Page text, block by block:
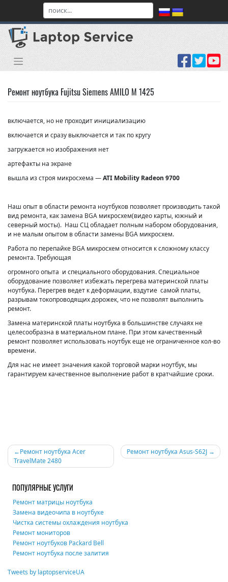
content
Ремонт ноутбука Fujitsu Siemens AMILO M 1425
включается, но не проходит инициализацию
включается и сразу выключается и так по кругу
загружается но изображения нет
артефакты на экране
вышла из строя микросхема —ATI Mobility Radeon 9700
Наш опыт в области ремонта ноутбуков позволяет производить такой
вид ремонта, как замена BGA микросхем(видео карты, южный и
северный мосты). Наш СЦ обладает полным набором оборудования,
и не малым опытом в области замены BGA микросхем.
Работа по перепайке BGA микросхем относится к сложному классу
ремонта. Требующая
огромного опыта и специального оборудования. Специальное
оборудование позволяет избежать перегрева материнской платы
ноутбука. Перегрев ведет к деформации, вздутие самой платы,
разрывам токопроводящих дорожек, что не позволят выполнить
ремонт.
Замена материнской платы ноутбука в большинстве случаях не
целесообразна в материальном плане. При этом качественный
ремонт позволяет использовать ноутбук еще не ограниченное кол-во
времени.
Для нас не имеет значения какой торговой марки ноутбук, мы
гарантируем качественное выполнение работ в кратчайшие сроки.
Навигация
по
записям
Ремонт ноутбука Acer
TravelMate 2480
Ремонт ноутбука Asus-S62J
ПОПУЛЯРНЫЕ УСЛУГИ
Ремонт матрицы ноутбука
Замена видеочипа в ноутбуке
Чистка системы охлаждения ноутбука
Ремонт мониторов
Ремонт ноутбуков Packard Bell
Ремонт ноутбука после залития
Tweets by laptopserviceUA